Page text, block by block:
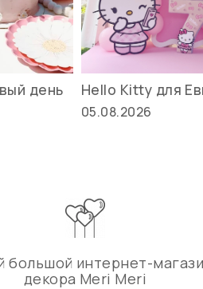
день
Hello Kitty для
05.08.2026
большой интернет-
декора Meri Meri